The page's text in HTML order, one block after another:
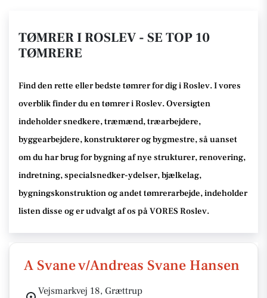
TØMRER I ROSLEV - SE TOP 10
TØMRERE
Find den rette eller bedste tømrerfor dig i Roslev. I vores
overblik finder du en tømrer i Roslev.Oversigten
indeholder snedkere, træmænd, træarbejdere,
byggearbejdere, konstruktører og bygmestre,så uanset
om du har brug for bygning af nye strukturer, renovering,
indretning, specialsnedker-ydelser, bjælkelag,
bygningskonstruktion og andet tømrerarbejde, indeholder
listen disse og er udvalgt af os på VORES Roslev.
A Svane v/Andreas Svane Hansen
Vejsmarkvej 18, Grættrup